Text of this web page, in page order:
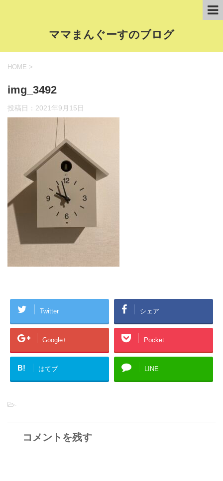
ママまんぐーすのブログ
HOME >
img_3492
投稿日： 2021年9月15日
Twitter シェア
Google+ Pocket
B! はてブ LINE
-
コメントを残す